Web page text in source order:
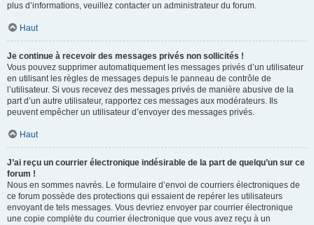
plus d’informations, veuillez contacter un administrateur du forum.
Haut
Je continue à recevoir des messages privés non sollicités !
Vous pouvez supprimer automatiquement les messages privés d’un utilisateur
en utilisant les règles de messages depuis le panneau de contrôle de
l’utilisateur. Si vous recevez des messages privés de manière abusive de la
part d’un autre utilisateur, rapportez ces messages aux modérateurs. Ils
peuvent empêcher un utilisateur d’envoyer des messages privés.
Haut
J’ai reçu un courrier électronique indésirable de la part de quelqu’un sur ce
forum !
Nous en sommes navrés. Le formulaire d’envoi de courriers électroniques de
ce forum possède des protections qui essaient de repérer les utilisateurs
envoyant de tels messages. Vous devriez envoyer par courrier électronique
une copie complète du courrier électronique que vous avez reçu à un